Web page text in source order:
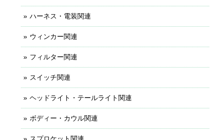
ハーネス・電装関連
ウィンカー関連
フィルター関連
スイッチ関連
ヘッドライト・テールライト関連
ボディー・カウル関連